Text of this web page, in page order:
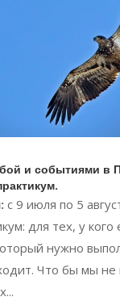
и событиями в
с 9 июля по 5
для тех, у кого
нужно
Что бы мы не